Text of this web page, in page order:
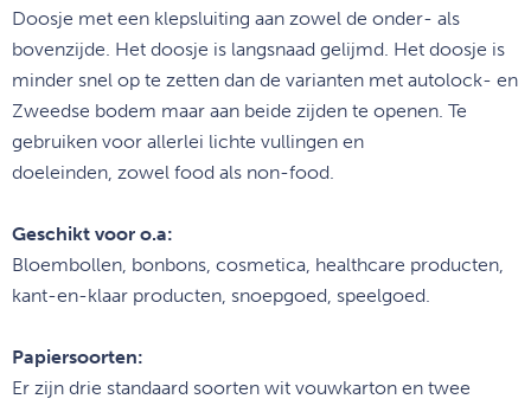
Doosje met een klepsluiting aan zowel de onder- als
bovenzijde. Het doosje is langsnaad gelijmd. Het doosje is
minder snel op te zetten dan de varianten met autolock- en
Zweedse bodem maar aan beide zijden te openen. Te
gebruiken voor allerlei lichte vullingen en
doeleinden, zowel food als non-food.
Geschikt voor o.a:
Bloembollen, bonbons, cosmetica, healthcare producten,
kant-en-klaar producten, snoepgoed, speelgoed.
Papiersoorten:
Er zijn drie standaard soorten wit vouwkarton en twee